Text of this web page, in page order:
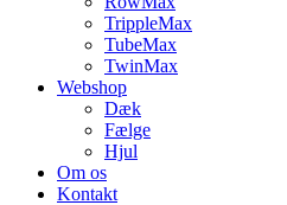
TrippleMax
TubeMax
TwinMax
Webshop
Dæk
Fælge
Hjul
Om os
Kontakt